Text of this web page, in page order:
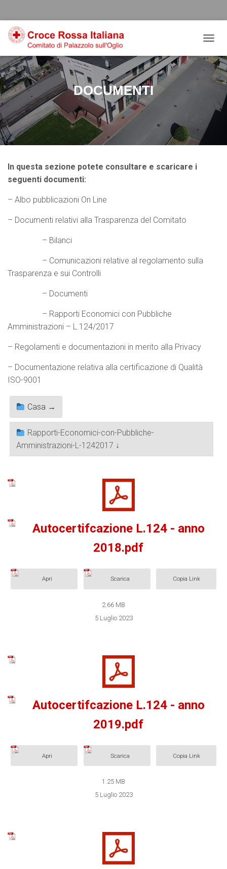
contenuto
navigazione
footer
DOCUMENTI
In questa sezione potete consultare e scaricare i
seguenti documenti:
– Albo pubblicazioni On Line
– Documenti relativi alla Trasparenza del Comitato
– Bilanci
– Comunicazioni relative al regolamento sulla
Trasparenza e sui Controlli
– Documenti
– Rapporti Economici con Pubbliche
Amministrazioni – L.124/2017
– Regolamenti e documentazioni in merito alla Privacy
– Documentazione relativa alla certificazione di Qualità
ISO-9001
Casa →
Rapporti-Economici-con-Pubbliche-
Amministrazioni-L-1242017 ↓
Autocertifcazione L.124 - anno
2018.pdf
Apri Scarica Copia Link
2.66 MB
5 Luglio 2023
Autocertifcazione L.124 - anno
2019.pdf
Apri Scarica Copia Link
1.25 MB
5 Luglio 2023